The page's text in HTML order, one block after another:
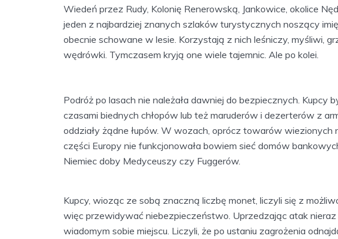
Wiedeń przez Rudy, Kolonię Renerowską, Jankowice, okolice
jeden z najbardziej znanych szlaków turystycznych noszący
obecnie schowane w lesie. Korzystają z nich leśniczy, myśliwi,
wędrówki. Tymczasem kryją one wiele tajemnic. Ale po kolei.
Podróż po lasach nie należała dawniej do bezpiecznych. Kupcy
czasami biednych chłopów lub też maruderów i dezerterów z
oddziały żądne łupów. W wozach, oprócz towarów wiezionych
części Europy nie funkcjonowała bowiem sieć domów
Niemiec doby Medyceuszy czy Fuggerów.
Kupcy, wioząc ze sobą znaczną liczbę monet, liczyli się z
więc przewidywać niebezpieczeństwo. Uprzedzając atak
wiadomym sobie miejscu. Liczyli, że po ustaniu zagrożenia